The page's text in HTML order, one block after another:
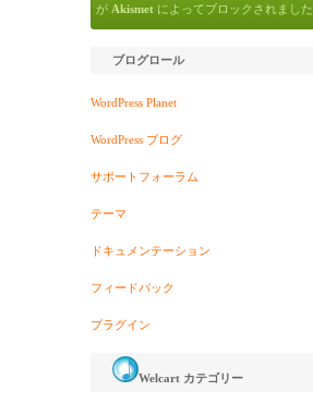
が Akismetによってブロックされました
ブログロール
WordPress Planet
WordPress ブログ
サポートフォーラム
テーマ
ドキュメンテーション
フィードバック
プラグイン
Welcart カテゴリー